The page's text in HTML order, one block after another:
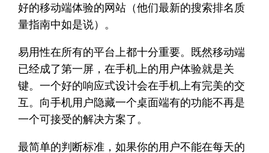
好的移动端体验的网站（他们最新的搜索排名质
量指南中如是说）。
易用性在所有的平台上都十分重要。既然移动端
已经成了第一屏，在手机上的用户体验就是关
键。一个好的响应式设计会在手机上有完美的交
互。向手机用户隐藏一个桌面端有的功能不再是
一个可接受的解决方案了。
最简单的判断标准，如果你的用户不能在每天的